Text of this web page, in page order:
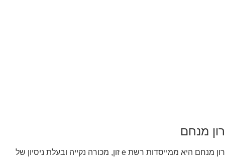
רון מנחם
רון מנחם היא ממייסדות רשת e זון, מכורה נקייה ובעלת ניסיון של